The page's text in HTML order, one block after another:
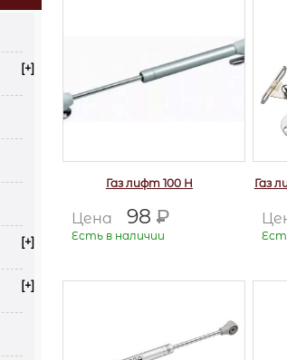
[+]
[+]
[+]
Газ лифт 100 Н
Цена 98 Р
Есть в наличии
Газ